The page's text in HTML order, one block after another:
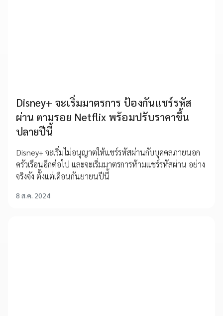
Disney+ จะเริ่มมาตรการ ป้องกันแชร์รหัส
ผ่าน ตามรอย Netflix พร้อมปรับราคาขึ้น
ปลายปีนี้
Disney+ จะเริ่มไม่อนุญาตให้แชร์รหัสผ่านกับบุคคลภายนอก
ครัวเรือนอีกต่อไป และจะเริ่มมาตรการห้ามแชร์รหัสผ่าน อย่าง
จริงจัง ตั้งแต่เดือนกันยายนปีนี้
8 ส.ค. 2024